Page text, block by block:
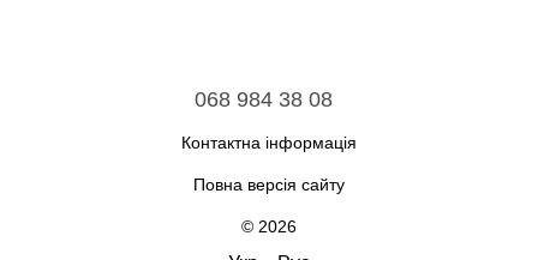
068 984 38 08
Контактна інформація
Повна версія сайту
© 2026